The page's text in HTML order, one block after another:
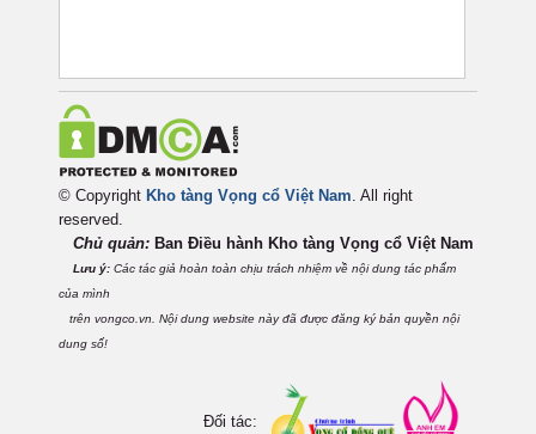
© Copyright Kho tàng Vọng cổ Việt Nam. All right
reserved.
Chủ quản: Ban Điều hành Kho tàng Vọng cổ Việt Nam
Lưu ý: Các tác giả hoàn toàn chịu trách nhiệm về nội dung tác phẩm
của mình
trên vongco.vn. Nội dung website này đã được đăng ký bản quyền nội
dung số!
Đối tác: